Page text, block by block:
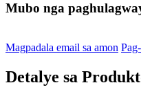
Mubo nga
Magpadala email sa amon
Detalye sa